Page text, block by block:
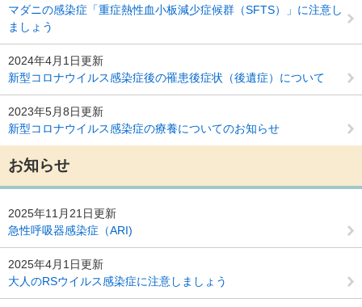
マダニの感染症「重症熱性血小板減少症候群（SFTS）」に注意し
ましょう
2024年4月1日更新
新型コロナウイルス感染症後の罹患後症状（後遺症）について
2023年5月8日更新
新型コロナウイルス感染症の療養についてのお知らせ
お知らせ
2025年11月21日更新
急性呼吸器感染症（ARI)
2025年4月1日更新
大人のRSウイルス感染症に注意しましょう